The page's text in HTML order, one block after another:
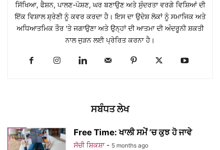
ਸਿੱਖਿਆ, ਫੈਸ਼ਨ, ਪਾਲਣ-ਪੋਸ਼ਣ, ਘਰ ਬਣਾਉਣ ਅਤੇ ਸੁੰਦਰਤਾ ਵਰਗੇ ਵਿਸ਼ਿਆਂ ਦੀ
ਇੱਕ ਵਿਸ਼ਾਲ ਸ਼੍ਰੇਣੀ ਨੂੰ ਕਵਰ ਕਰਦਾ ਹੈ। ਇਸ ਦਾ ਉਦੇਸ਼ ਲੋਕਾਂ ਨੂੰ ਸਮਾਜਿਕ ਅਤੇ
ਅਧਿਆਤਮਿਕ ਤੌਰ 'ਤੇ ਜਗਾਉਣਾ ਅਤੇ ਉਨ੍ਹਾਂ ਦੀ ਆਤਮਾ ਦੀ ਅੰਦਰੂਨੀ ਸ਼ਕਤੀ
ਨਾਲ ਜੁੜਨ ਲਈ ਪ੍ਰੇਰਿਤ ਕਰਨਾ ਹੈ।
ਸਬੰਧਤ ਲੇਖ
Free Time: ਖਾਲੀ ਸਮੇਂ ’ਚ ਕੁਝ ਹੋ ਜਾਵੇ
ਸੱਚੀ ਸ਼ਿਕਸ਼ਾ - 5 months ago